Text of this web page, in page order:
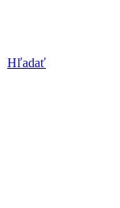
Hľadať